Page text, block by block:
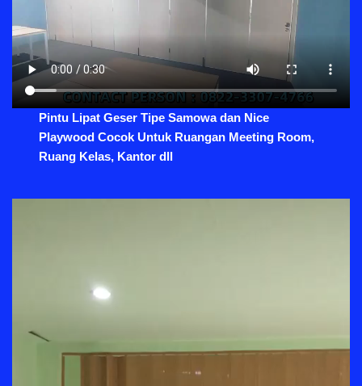
Pintu Lipat Geser Tipe Samowa dan Nice
Playwood Cocok Untuk Ruangan Meeting Room,
Ruang Kelas, Kantor dll